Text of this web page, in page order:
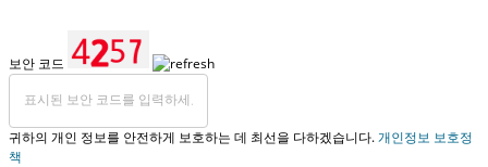
보안 코드
귀하의 개인 정보를 안전하게 보호하는 데 최선을 다하겠습니다.개인정보 보호정
책